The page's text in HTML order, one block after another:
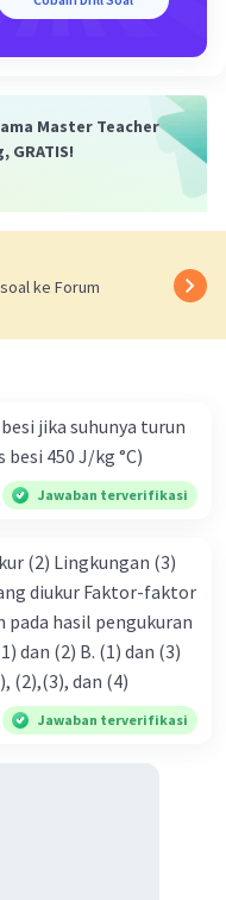
kita mendapatkan q =
listrik yang
Master Teacher
GRATIS!
ke Forum
jika suhunya turun
besi 450 J/kg °C)
Jawaban terverifikasi
(2) Lingkungan (3)
diukur Faktor-faktor
hasil pengukuran
D. (1), (2), dan (3) E. (1), (2),(3), dan (4)
Jawaban terverifikasi